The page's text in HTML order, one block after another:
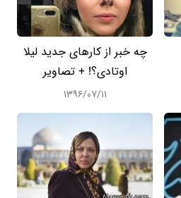
چه خبر از کارهای جدید لیلا
اوتادی؟! + تصاویر
۱۳۹۶/۰۷/۱۱